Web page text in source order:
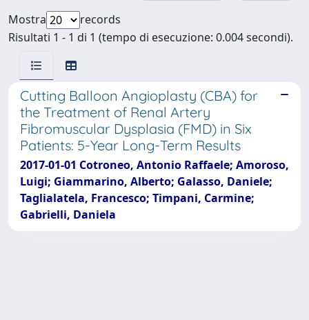
Mostra
records
Risultati 1 - 1 di 1 (tempo di esecuzione: 0.004 secondi).
Cutting Balloon Angioplasty (CBA) for
the Treatment of Renal Artery
Fibromuscular Dysplasia (FMD) in Six
Patients: 5-Year Long-Term Results
2017-01-01 Cotroneo, Antonio Raffaele; Amoroso,
Luigi; Giammarino, Alberto; Galasso, Daniele;
Taglialatela, Francesco; Timpani, Carmine;
Gabrielli, Daniela